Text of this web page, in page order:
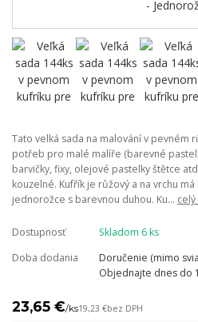
Tato velká sada na malování v pevném
potřeb pro malé malíře (barevné
barvičky, fixy, olejové pastelky štětce
kouzelné. Kufřík je růžový a na vrchu
jednorožce s barevnou duhou. Ku...
Dostupnosť
Skladom 6 ks
Doba dodania
Doručenie (mimo
Objednajte dnes do
23,65 €/ks19,23 €bez DPH